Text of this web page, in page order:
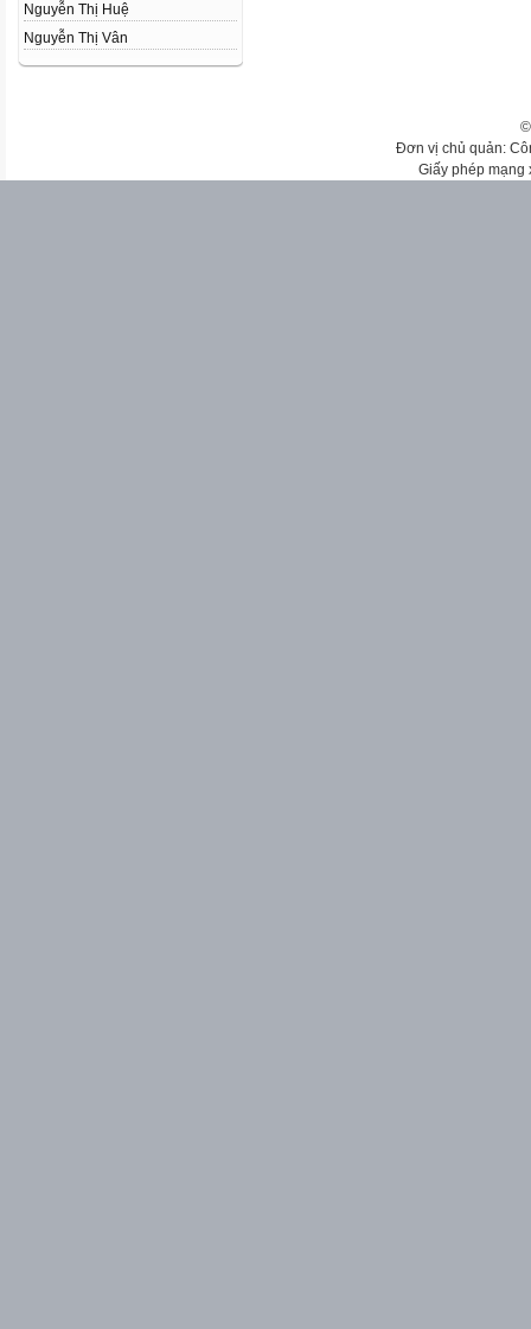
Nguyễn Thị Huệ
Nguyễn Thị Vân
Đơn vị chủ quản:
Giấy phép mạng